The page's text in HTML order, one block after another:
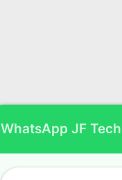
WhatsApp JF Tech